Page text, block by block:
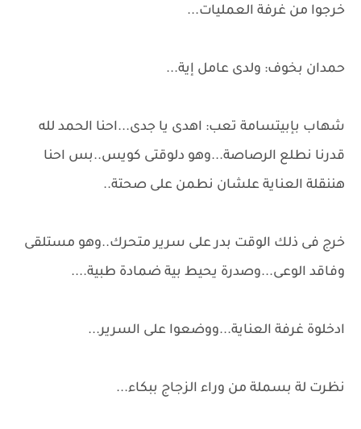
خرجوا من غرفة العمليات...
حمدان بخوف: ولدى عامل إية...
شهاب بإبيتسامة تعب: اهدى يا جدى...احنا الحمد لله
قدرنا نطلع الرصاصة...وهو دلوقتى كويس..بس احنا
هننقلة العناية علشان نطمن على صحتة..
خرج فى ذلك الوقت بدر على سرير متحرك..وهو مستلقى
وفاقد الوعى...وصدرة يحيط بية ضمادة طبية....
ادخلوة غرفة العناية...ووضعوا على السرير...
نظرت لة بسملة من وراء الزجاج ببكاء...